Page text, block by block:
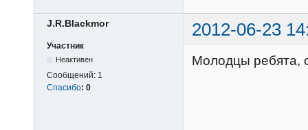
J.R.Blackmor 2012-06-23
Участник
Неактивен
Сообщений: 1
Спасибо: 0
Молодцы ребята,